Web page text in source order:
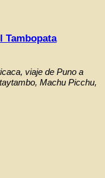
Tambopata
viaje de Puno a
Machu Picchu,